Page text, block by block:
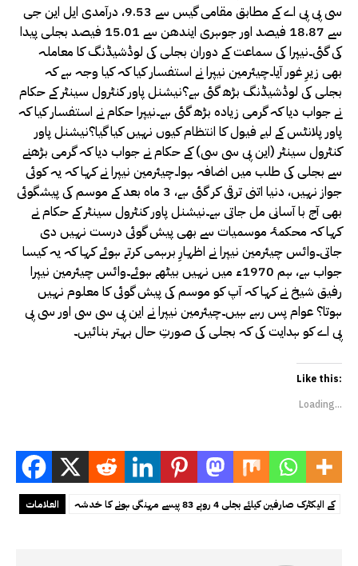
سی پی پی اے کے مطابق مقامی گیس سے 9.53، درآمدی ایل این جی
سے 18.87 فیصد اور جوہری ایندھن سے 15.01 فیصد بجلی پیدا
کی گئی۔نیپرا کی سماعت کے دوران بجلی کی لوڈشیڈنگ کا معاملہ
بھی زیرِ غور آیا۔چیئرمین نیپرا نے استفسار کیا کہ کیا وجہ ہے کہ
بجلی کی لوڈشیڈنگ بڑھ گئی ہے؟نیشنل پاور کنٹرول سینٹر کے حکام
نے جواب دیا کہ گرمی زیادہ بڑھ گئی ہے۔نیپرا حکام نے استفسار کیا کہ
پاور پلانٹس کے لیے فیول کا انتظام کیوں نہیں کیا گیا؟نیشنل پاور
کنٹرول سینٹر (این پی سی سی) کے حکام نے جواب دیا کہ گرمی بڑھنے
سے بجلی کی طلب میں اضافہ ہوا۔چیئرمین نیپرا نے کہا کہ یہ کوئی
جواز نہیں، دنیا اتنی ترقی کر گئی ہے، 3 ماہ بعد کے موسم کی پیشگوئی
بھی آج با آسانی مل جاتی ہے۔نیشنل پاور کنٹرول سینٹر کے حکام نے
کہا کہ محکمۂ موسمیات سے بھی پیش گوئی درست نہیں دی
جاتی۔وائس چیئرمین نیپرا نے اظہارِ برہمی کرتے ہوئے کہا کہ یہ کیسا
جواب ہے، ہم 1970ء میں نہیں بیٹھے ہوئے۔وائس چیئرمین نیپرا
رفیق شیخ نے کہا کہ آپ کو موسم کی پیش گوئی کا معلوم نہیں
ہوتا؟ عوام پس رہے ہیں۔چیئرمین نیپرا نے این پی سی سی اور سی پی
پی اے کو ہدایت کی کہ بجلی کی صورتِ حال بہتر بنائیں۔
Like this:
Loading...
العلامات کے الیکٹرک صارفین کیلئے بجلی 4 روپے 83 پیسے مہنگی ہونے کا خدشہ